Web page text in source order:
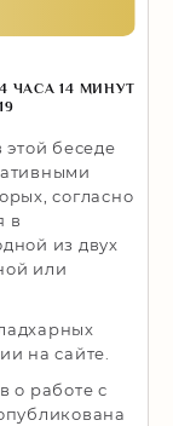
4 ЧАСА 14 МИНУТ
19
этой беседе
согласно
в
из двух
или
на сайте.
о работе с